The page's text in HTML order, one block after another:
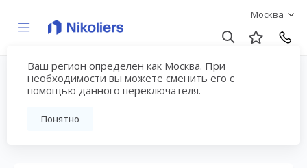
Москва
Ваш регион определен как Москва. При
необходимости вы можете сменить его с
помощью данного переключателя.
Понятно
Сервисные
апартаменты | Москва